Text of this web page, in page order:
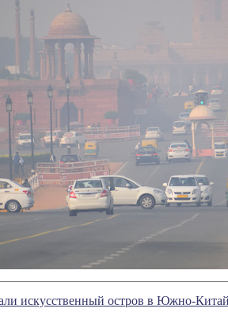
искусственный остров в Южно-